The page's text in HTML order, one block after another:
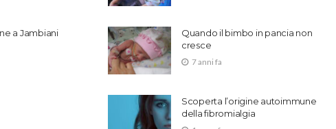
a Jambiani
Quando il bimbo in pancia non
cresce
7 anni fa
Scoperta l’origine autoimmune
della fibromialgia